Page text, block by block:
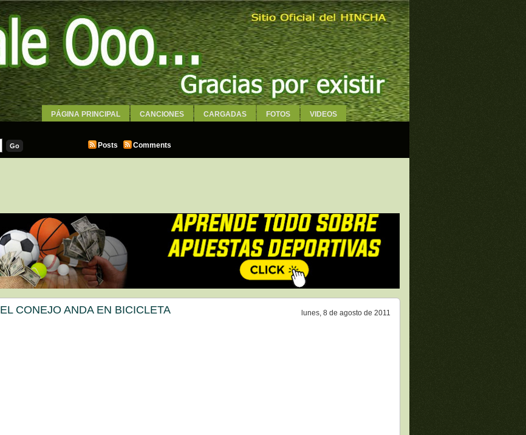
PÁGINA PRINCIPAL CANCIONES CARGADAS FOTOS VIDEOS
Posts
Comments
lunes, 8 de agosto de 2011
EL CONEJO ANDA EN BICICLETA